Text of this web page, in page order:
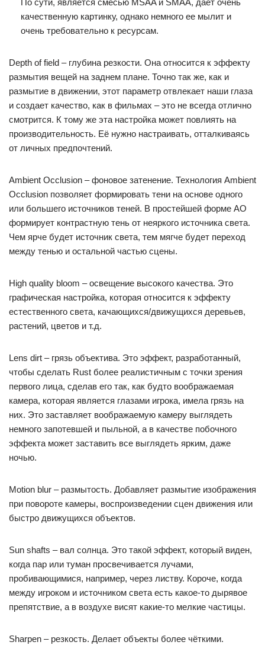
По сути, является смесью MSAA и SMAA, дает очень
качественную картинку, однако немного ее мылит и
очень требовательно к ресурсам.
Depth of field – глубина резкости. Она относится к эффекту
размытия вещей на заднем плане. Точно так же, как и
размытие в движении, этот параметр отвлекает наши глаза
и создает качество, как в фильмах – это не всегда отлично
смотрится. К тому же эта настройка может повлиять на
производительность. Её нужно настраивать, отталкиваясь
от личных предпочтений.
Ambient Occlusion – фоновое затенение. Технология Ambient
Occlusion позволяет формировать тени на основе одного
или большего источников теней. В простейшей форме AO
формирует контрастную тень от неяркого источника света.
Чем ярче будет источник света, тем мягче будет переход
между тенью и остальной частью сцены.
High quality bloom – освещение высокого качества. Это
графическая настройка, которая относится к эффекту
естественного света, качающихся/движущихся деревьев,
растений, цветов и т.д.
Lens dirt – грязь объектива. Это эффект, разработанный,
чтобы сделать Rust более реалистичным с точки зрения
первого лица, сделав его так, как будто воображаемая
камера, которая является глазами игрока, имела грязь на
них. Это заставляет воображаемую камеру выглядеть
немного запотевшей и пыльной, а в качестве побочного
эффекта может заставить все выглядеть ярким, даже
ночью.
Motion blur – размытость. Добавляет размытие изображения
при повороте камеры, воспроизведении сцен движения или
быстро движущихся объектов.
Sun shafts – вал солнца. Это такой эффект, который виден,
когда пар или туман просвечивается лучами,
пробивающимися, например, через листву. Короче, когда
между игроком и источником света есть какое-то дырявое
препятствие, а в воздухе висят какие-то мелкие частицы.
Sharpen – резкость. Делает объекты более чёткими.